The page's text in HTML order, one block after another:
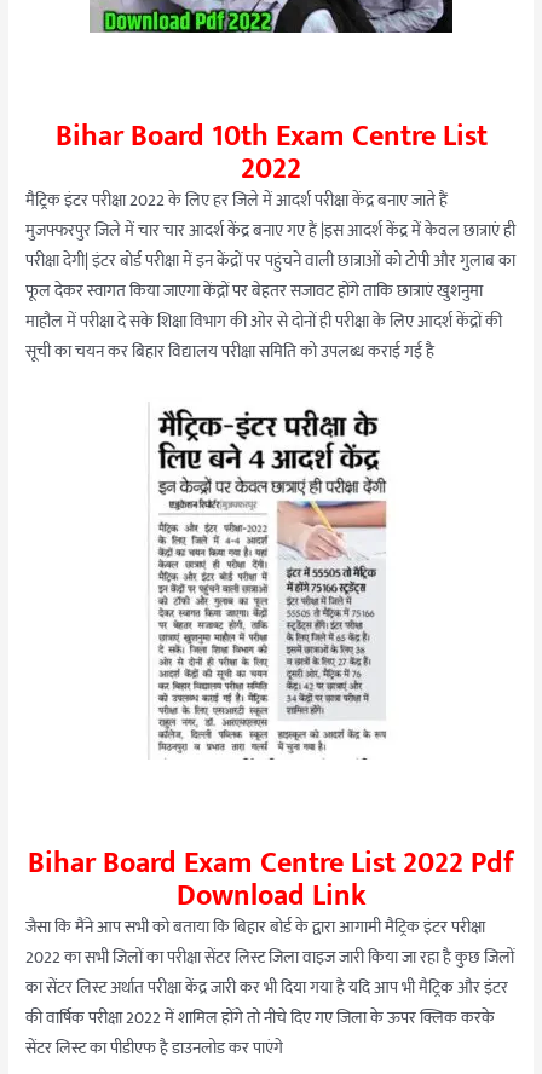
Bihar Board 10th Exam Centre List
2022
मैट्रिक इंटर परीक्षा 2022 के लिए हर जिले में आदर्श परीक्षा केंद्र बनाए जाते हैं
मुजफ्फरपुर जिले में चार चार आदर्श केंद्र बनाए गए हैं |इस आदर्श केंद्र में केवल छात्राएं ही
परीक्षा देगी| इंटर बोर्ड परीक्षा में इन केंद्रों पर पहुंचने वाली छात्राओं को टोपी और गुलाब का
फूल देकर स्वागत किया जाएगा केंद्रों पर बेहतर सजावट होंगे ताकि छात्राएं खुशनुमा
माहौल में परीक्षा दे सके शिक्षा विभाग की ओर से दोनों ही परीक्षा के लिए आदर्श केंद्रों की
सूची का चयन कर बिहार विद्यालय परीक्षा समिति को उपलब्ध कराई गई है
Bihar Board Exam Centre List 2022 Pdf
Download Link
जैसा कि मैंने आप सभी को बताया कि बिहार बोर्ड के द्वारा आगामी मैट्रिक इंटर परीक्षा
2022 का सभी जिलों का परीक्षा सेंटर लिस्ट जिला वाइज जारी किया जा रहा है कुछ जिलों
का सेंटर लिस्ट अर्थात परीक्षा केंद्र जारी कर भी दिया गया है यदि आप भी मैट्रिक और इंटर
की वार्षिक परीक्षा 2022 में शामिल होंगे तो नीचे दिए गए जिला के ऊपर क्लिक करके
सेंटर लिस्ट का पीडीएफ है डाउनलोड कर पाएंगे